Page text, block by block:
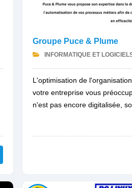
Groupe Puce & Plume
INFORMATIQUE ET
L'optimisation de
votre entreprise vous
n'est pas encore digitalisée,